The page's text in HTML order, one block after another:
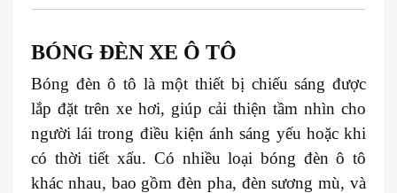
BÓNG ĐÈN XE Ô TÔ
Bóng đèn ô tô là một thiết bị chiếu sáng được
lắp đặt trên xe hơi, giúp cải thiện tầm nhìn cho
người lái trong điều kiện ánh sáng yếu hoặc khi
có thời tiết xấu. Có nhiều loại bóng đèn ô tô
khác nhau, bao gồm đèn pha, đèn sương mù, và